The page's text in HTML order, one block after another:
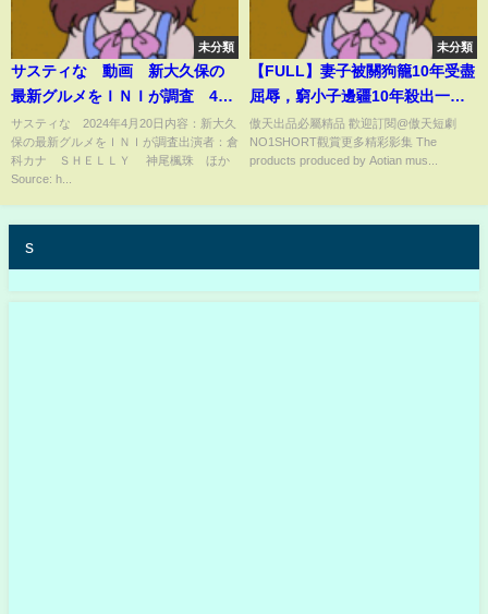
未分類
サスティな 動画 新大久保の
最新グルメをＩＮＩが調査 4月
20日
サスティな 2024年4月20日内容：新大久
保の最新グルメをＩＮＩが調査出演者：倉
科カナ ＳＨＥＬＬＹ 神尾楓珠 ほか
Source: h...
未分類
【FULL】妻子被關狗籠10年受盡
屈辱，窮小子邊疆10年殺出一條
血路，如今他戰神回歸勢必登頂
絕世寶座！【滅六國執掌天下】
傲天出品必屬精品 歡迎訂閱@傲天短劇
NO1SHORT觀賞更多精彩影集 The
products produced by Aotian mus...
s